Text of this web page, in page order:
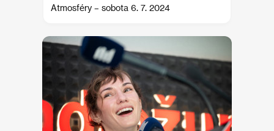
Atmosféry – sobota 6. 7. 2024